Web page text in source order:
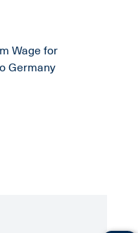
Wage for
Germany